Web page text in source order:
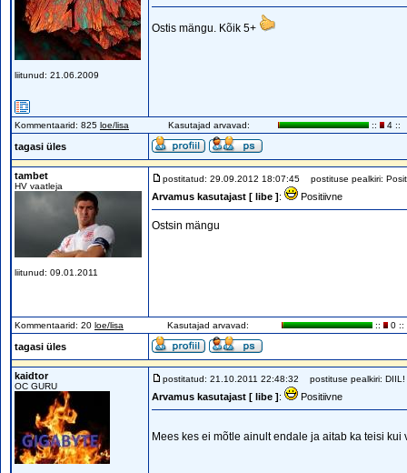
liitunud: 21.06.2009
Ostis mängu. Kõik 5+
Kommentaarid: 825 loe/lisa Kasutajad arvavad: :: 4 ::
tagasi üles
tambet
HV vaatleja
liitunud: 09.01.2011
postitatud: 29.09.2012 18:07:45 postituse pealkiri:
Arvamus kasutajast [ libe ]: Positiivne
Ostsin mängu
Kommentaarid: 20 loe/lisa Kasutajad arvavad: :: 0 ::
tagasi üles
kaidtor
OC GURU
postitatud: 21.10.2011 22:48:32 postituse pealkiri: DIIL!
Arvamus kasutajast [ libe ]: Positiivne
Mees kes ei mõtle ainult endale ja aitab ka teisi